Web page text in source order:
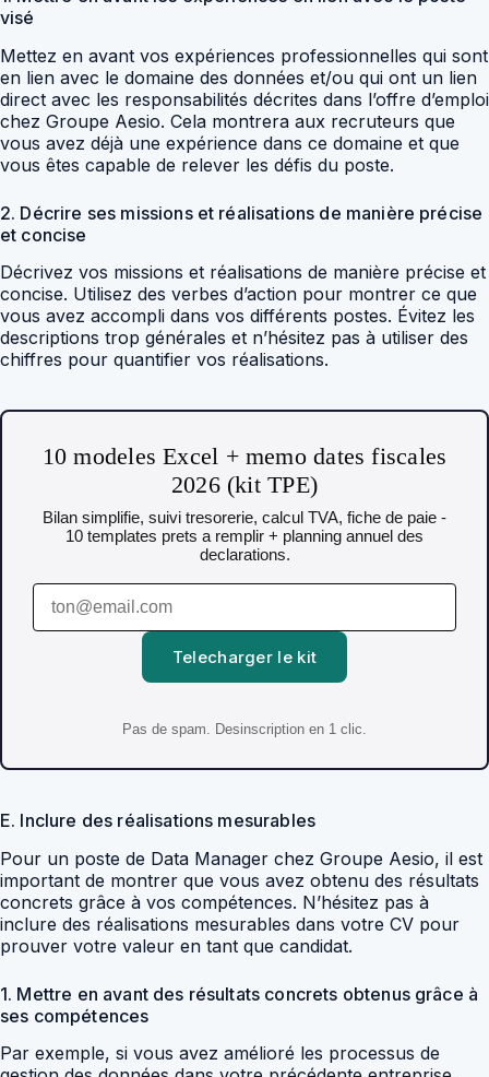
visé
Mettez en avant vos expériences professionnelles qui sont
en lien avec le domaine des données et/ou qui ont un lien
direct avec les responsabilités décrites dans l’offre d’emploi
chez Groupe Aesio. Cela montrera aux recruteurs que
vous avez déjà une expérience dans ce domaine et que
vous êtes capable de relever les défis du poste.
2. Décrire ses missions et réalisations de manière précise
et concise
Décrivez vos missions et réalisations de manière précise et
concise. Utilisez des verbes d’action pour montrer ce que
vous avez accompli dans vos différents postes. Évitez les
descriptions trop générales et n’hésitez pas à utiliser des
chiffres pour quantifier vos réalisations.
10 modeles Excel + memo dates fiscales
2026 (kit TPE)
Bilan simplifie, suivi tresorerie, calcul TVA, fiche de paie -
10 templates prets a remplir + planning annuel des
declarations.
Telecharger le kit
Pas de spam. Desinscription en 1 clic.
E. Inclure des réalisations mesurables
Pour un poste de Data Manager chez Groupe Aesio, il est
important de montrer que vous avez obtenu des résultats
concrets grâce à vos compétences. N’hésitez pas à
inclure des réalisations mesurables dans votre CV pour
prouver votre valeur en tant que candidat.
1. Mettre en avant des résultats concrets obtenus grâce à
ses compétences
Par exemple, si vous avez amélioré les processus de